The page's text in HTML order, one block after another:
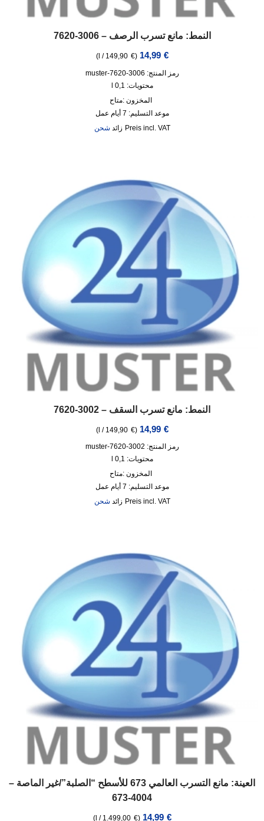
النمط: مانع تسرب الرصف – 3006-7620
14,99 €
(
149,90 €
/
l
)
رمز المنتج: 3006-7620-muster
محتويات: 0,1
l
المخزون :متاح
موعد التسليم: 7 أيام عمل
incl. VAT
زائد شحن
النمط: مانع تسرب السقف – 3002-7620
14,99 €
(
149,90 €
/
l
)
رمز المنتج: 3002-7620-muster
محتويات: 0,1
المخزون :متاح
موعد التسليم: 7 أيام عمل
incl. VAT
زائد شحن
العينة: مانع التسرب العالمي 673 للأسطح “الصلبة”/غير الماصة –
4004-673
14,99 €
(
1.499,00 €
/
l
)